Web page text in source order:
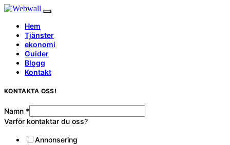
Hem
Tjänster
ekonomi
Guider
Blogg
Kontakt
KONTAKTA OSS!
Namn *
Varför kontaktar du oss?
Annonsering